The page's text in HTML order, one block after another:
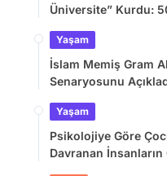
Üniversite” Kurdu:
Yaşam
İslam Memiş Gram
Senaryosunu
Yaşam
Psikolojiye Göre
Davranan